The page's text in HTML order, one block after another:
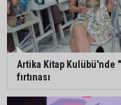
Artika Kitap Kulübü'nde
fırtınası